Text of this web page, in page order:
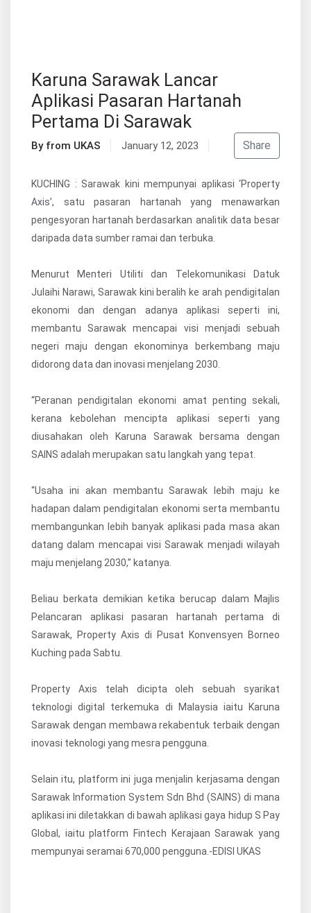
Karuna Sarawak Lancar
Aplikasi Pasaran Hartanah
Pertama Di Sarawak
By from UKAS January 12, 2023 Share
KUCHING : Sarawak kini mempunyai aplikasi ‘Property
Axis’, satu pasaran hartanah yang menawarkan
pengesyoran hartanah berdasarkan analitik data besar
daripada data sumber ramai dan terbuka.
Menurut Menteri Utiliti dan Telekomunikasi Datuk
Julaihi Narawi, Sarawak kini beralih ke arah pendigitalan
ekonomi dan dengan adanya aplikasi seperti ini,
membantu Sarawak mencapai visi menjadi sebuah
negeri maju dengan ekonominya berkembang maju
didorong data dan inovasi menjelang 2030.
“Peranan pendigitalan ekonomi amat penting sekali,
kerana kebolehan mencipta aplikasi seperti yang
diusahakan oleh Karuna Sarawak bersama dengan
SAINS adalah merupakan satu langkah yang tepat.
“Usaha ini akan membantu Sarawak lebih maju ke
hadapan dalam pendigitalan ekonomi serta membantu
membangunkan lebih banyak aplikasi pada masa akan
datang dalam mencapai visi Sarawak menjadi wilayah
maju menjelang 2030,” katanya.
Beliau berkata demikian ketika berucap dalam Majlis
Pelancaran aplikasi pasaran hartanah pertama di
Sarawak, Property Axis di Pusat Konvensyen Borneo
Kuching pada Sabtu.
Property Axis telah dicipta oleh sebuah syarikat
teknologi digital terkemuka di Malaysia iaitu Karuna
Sarawak dengan membawa rekabentuk terbaik dengan
inovasi teknologi yang mesra pengguna.
Selain itu, platform ini juga menjalin kerjasama dengan
Sarawak Information System Sdn Bhd (SAINS) di mana
aplikasi ini diletakkan di bawah aplikasi gaya hidup S Pay
Global, iaitu platform Fintech Kerajaan Sarawak yang
mempunyai seramai 670,000 pengguna.-EDISI UKAS